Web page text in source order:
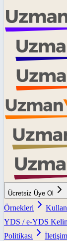
Ücretsiz Üye Ol
Örnekleri
YDS / e-YDS
Politikası